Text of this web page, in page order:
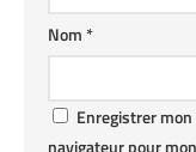
Nom*
Enregistrer
navigateur pour